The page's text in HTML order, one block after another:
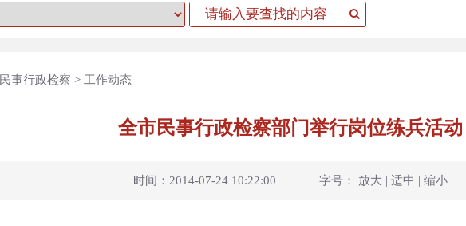
民事行政检察 > 工作动态
全市民事行政检察部门举行岗位练兵活动
时间：2014-07-24 10:22:00 字号： 放大 | 适中 | 缩小